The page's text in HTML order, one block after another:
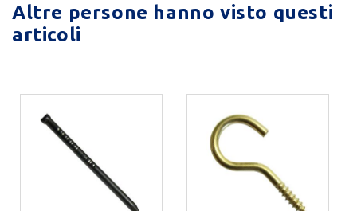
Altre persone hanno visto questi
articoli